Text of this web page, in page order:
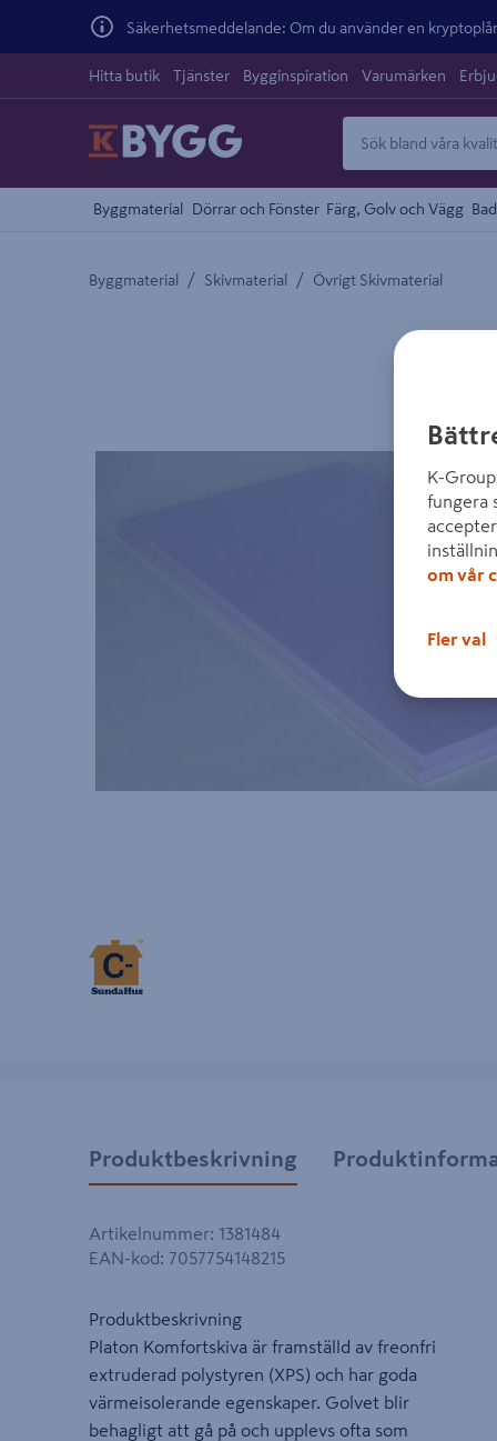
Säkerhetsmeddelande: Om du använder en
Hitta butik Tjänster Bygginspiration Varumärken
Byggmaterial Dörrar och Fönster Färg, Golv och Vägg
Byggmaterial / Skivmaterial / Övrigt Skivmaterial
Produktbeskrivning
Artikelnummer: 1381484
EAN-kod: 7057754148215
Produktbeskrivning
Platon Komfortskiva är framställd av freonfri
extruderad polystyren (XPS) och har goda
värmeisolerande egenskaper. Golvet blir
behagligt att gå på och upplevs ofta som
K-
fungera
om vår
Fler val